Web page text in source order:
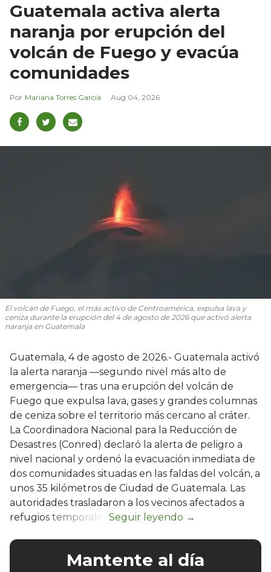
Guatemala activa alerta
naranja por erupción del
volcán de Fuego y evacúa
comunidades
Mariana Torres García Aug 04, 2026
El volcán de Fuego, el más activo de Centroamérica, expulsa lava y
ceniza durante la erupción del 4 de agosto de 2026 que activó alerta
naranja en Guatemala
Guatemala, 4 de agosto de 2026.- Guatemala activó
la alerta naranja —segundo nivel más alto de
emergencia— tras una erupción del volcán de
Fuego que expulsa lava, gases y grandes columnas
de ceniza sobre el territorio más cercano al cráter.
La Coordinadora Nacional para la Reducción de
Desastres (Conred) declaró la alerta de peligro a
nivel nacional y ordenó la evacuación inmediata de
dos comunidades situadas en las faldas del volcán, a
unos 35 kilómetros de Ciudad de Guatemala. Las
autoridades trasladaron a los vecinos afectados a
refugios temporales.
Mantente al día